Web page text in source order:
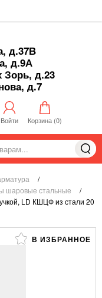
д.37В
д.9А
Зорь, д.23
д.7
Войти Корзина (0)
/
шаровые стальные
/
LD КШЦФ из стали 20
В ИЗБРАННОЕ